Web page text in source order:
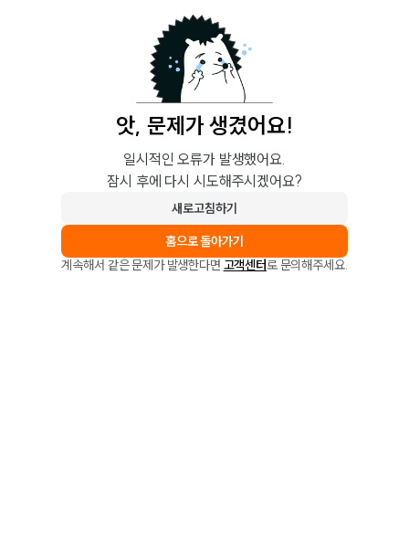
앗, 문제가 생겼어요!
일시적인 오류가 발생했어요.
잠시 후에 다시 시도해주시겠어요?
새로고침하기
홈으로 돌아가기
계속해서 같은 문제가 발생한다면 고객센터로 문의해주세요.